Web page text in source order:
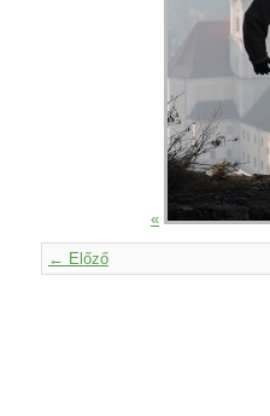
«
← Előző